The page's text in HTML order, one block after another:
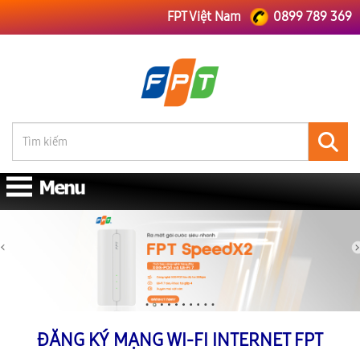
FPT Việt Nam 0899 789 369
ĐĂNG KÝ MẠNG WI-FI INTERNET FPT